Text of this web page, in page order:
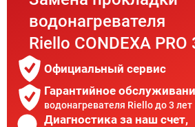
водонагревателя
Riello CONDEXA PRO
Официальный сервис
Гарантийное
водонагревателя Riello до 3 лет
Диагностика за наш счет,